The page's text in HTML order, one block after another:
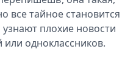
все тайное становится
плохие новости
или одноклассников.